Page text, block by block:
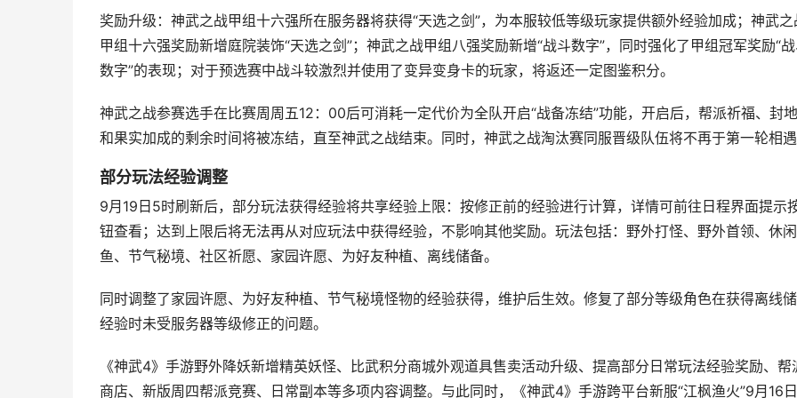
奖励升级：神武之战甲组十六强所在服务器将获得“天选之剑”，为本服较低等级玩家提供额外经验加成；神武之
甲组十六强奖励新增庭院装饰“天选之剑”；神武之战甲组八强奖励新增“战斗数字”，同时强化了甲组冠军奖励“
数字”的表现；对于预选赛中战斗较激烈并使用了变异变身卡的玩家，将返还一定图鉴积分。
神武之战参赛选手在比赛周周五12：00后可消耗一定代价为全队开启“战备冻结”功能，开启后，帮派祈福、封地
和果实加成的剩余时间将被冻结，直至神武之战结束。同时，神武之战淘汰赛同服晋级队伍将不再于第一轮相遇
部分玩法经验调整
9月19日5时刷新后，部分玩法获得经验将共享经验上限：按修正前的经验进行计算，详情可前往日程界面提示
钮查看；达到上限后将无法再从对应玩法中获得经验，不影响其他奖励。玩法包括：野外打怪、野外首领、休
鱼、节气秘境、社区祈愿、家园许愿、为好友种植、离线储备。
同时调整了家园许愿、为好友种植、节气秘境怪物的经验获得，维护后生效。修复了部分等级角色在获得离线
经验时未受服务器等级修正的问题。
《神武4》手游野外降妖新增精英妖怪、比武积分商城外观道具售卖活动升级、提高部分日常玩法经验奖励、帮
商店、新版周四帮派竞赛、日常副本等多项内容调整。与此同时，《神武4》手游跨平台新服“江枫渔火”9月16日